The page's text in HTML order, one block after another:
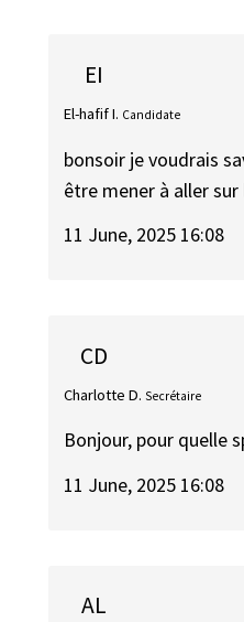
EI
El-hafif I. Candidate
bonsoir je voudrais
être mener à aller
11 June, 2025 16:08
CD
Charlotte D. Secrétaire
Bonjour, pour quelle
11 June, 2025 16:08
AL